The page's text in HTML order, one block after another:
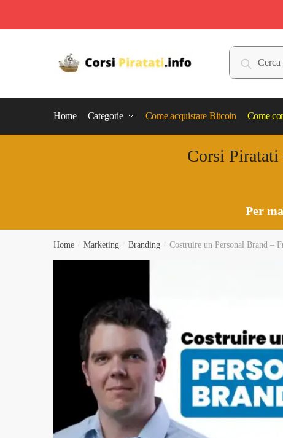
Cerca:
Cerca
Home Categorie Come acquistare Bitcoin Come
Corsi Piratati
Per
Home Marketing Branding Costruire un Personal Brand –